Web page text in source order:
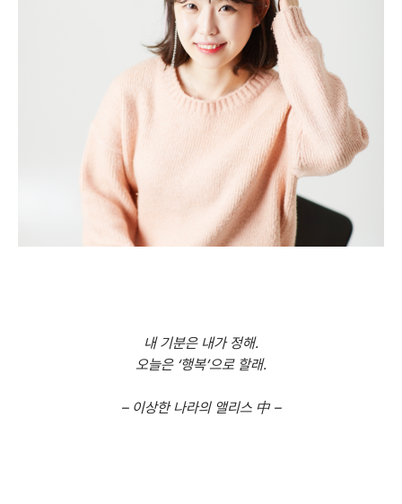
내 기분은 내가 정해.
오늘은 ‘행복’으로 할래.
– 이상한 나라의 앨리스 中 –